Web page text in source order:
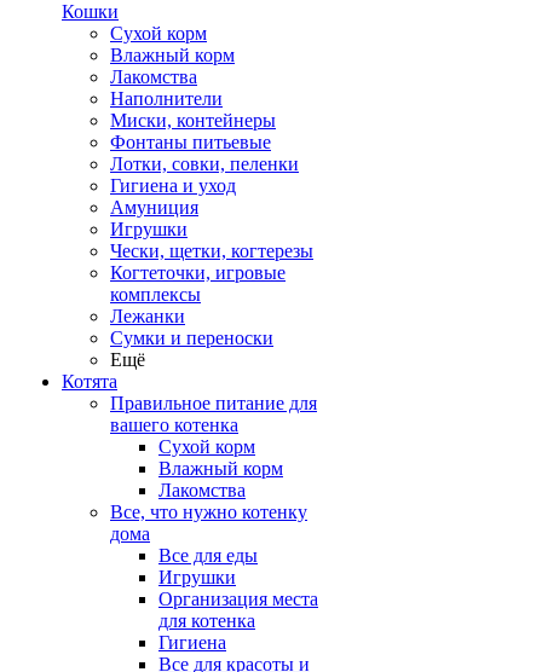
Кошки
Сухой корм
Влажный корм
Лакомства
Наполнители
Миски, контейнеры
Фонтаны питьевые
Лотки, совки, пеленки
Гигиена и уход
Амуниция
Игрушки
Чески, щетки, когтерезы
Когтеточки, игровые
комплексы
Лежанки
Сумки и переноски
Ещё
Котята
Правильное питание для
вашего котенка
Сухой корм
Влажный корм
Лакомства
Все, что нужно котенку
дома
Все для еды
Игрушки
Организация места
для котенка
Гигиена
Все для красоты и